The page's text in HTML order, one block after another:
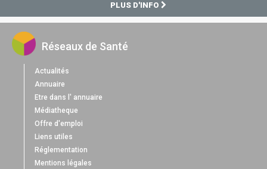
PLUS D'INFO
Réseaux de Santé
Actualités
Annuaire
Etre dans l' annuaire
Médiatheque
Offre d'emploi
Liens utiles
Réglementation
Mentions légales